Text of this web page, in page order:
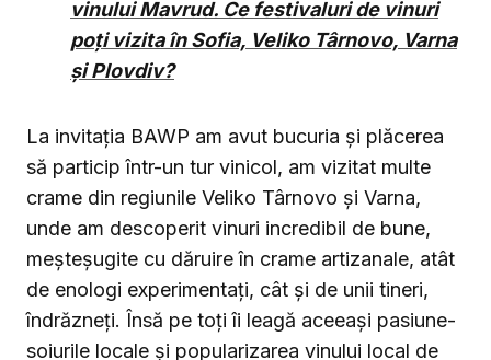
vinului Mavrud. Ce festivaluri de vinuri
poți vizita în Sofia, Veliko Târnovo, Varna
și Plovdiv?
La invitația BAWP am avut bucuria și plăcerea
să particip într-un tur vinicol, am vizitat multe
crame din regiunile Veliko Târnovo și Varna,
unde am descoperit vinuri incredibil de bune,
meșteșugite cu dăruire în crame artizanale, atât
de enologi experimentați, cât și de unii tineri,
îndrăzneți. Însă pe toți îi leagă aceeași pasiune-
soiurile locale și popularizarea vinului local de